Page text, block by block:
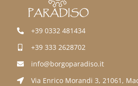
+39 0332 481434
+39 333 2628702
info@borgoparadiso.it
Via Enrico Morandi 3, 21061,